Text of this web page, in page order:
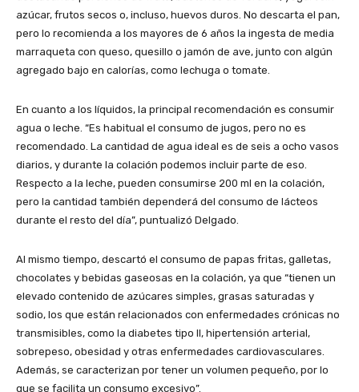
azúcar, frutos secos o, incluso, huevos duros. No descarta el pan,
pero lo recomienda a los mayores de 6 años la ingesta de media
marraqueta con queso, quesillo o jamón de ave, junto con algún
agregado bajo en calorías, como lechuga o tomate.
En cuanto a los líquidos, la principal recomendación es consumir
agua o leche. “Es habitual el consumo de jugos, pero no es
recomendado. La cantidad de agua ideal es de seis a ocho vasos
diarios, y durante la colación podemos incluir parte de eso.
Respecto a la leche, pueden consumirse 200 ml en la colación,
pero la cantidad también dependerá del consumo de lácteos
durante el resto del día”, puntualizó Delgado.
Al mismo tiempo, descartó el consumo de papas fritas, galletas,
chocolates y bebidas gaseosas en la colación, ya que “tienen un
elevado contenido de azúcares simples, grasas saturadas y
sodio, los que están relacionados con enfermedades crónicas no
transmisibles, como la diabetes tipo II, hipertensión arterial,
sobrepeso, obesidad y otras enfermedades cardiovasculares.
Además, se caracterizan por tener un volumen pequeño, por lo
que se facilita un consumo excesivo”.